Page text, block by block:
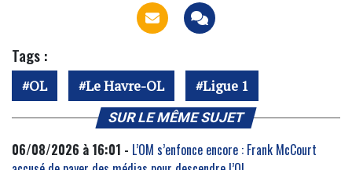
Tags :
OL Le Havre-OL Ligue 1
SUR LE MÊME SUJET
06/08/2026 à 16:01 - L’OM s’enfonce encore : Frank McCourt